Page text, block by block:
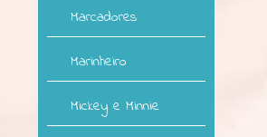
Marcadores
Marinheiro
Mickey e Minnie